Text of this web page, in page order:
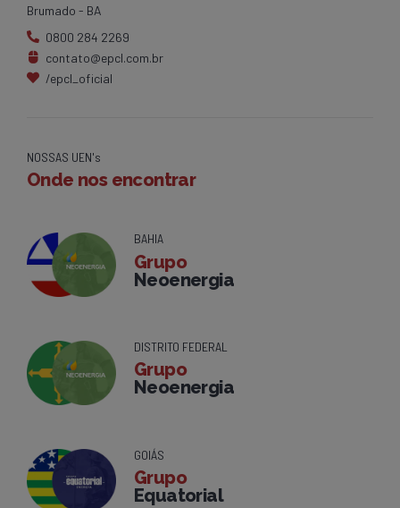
Brumado - BA
0800 284 2269
contato@epcl.com.br
/epcl_oficial
NOSSAS UEN's
Onde nos encontrar
BAHIA
Grupo
Neoenergia
DISTRITO FEDERAL
Grupo
Neoenergia
GOIÁS
Grupo
Equatorial